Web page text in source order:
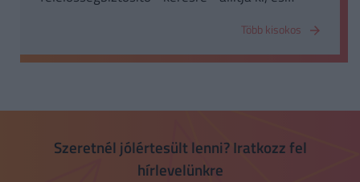
Több kisokos
Szeretnél jólértesült lenni? Iratkozz fel
hírlevelünkre